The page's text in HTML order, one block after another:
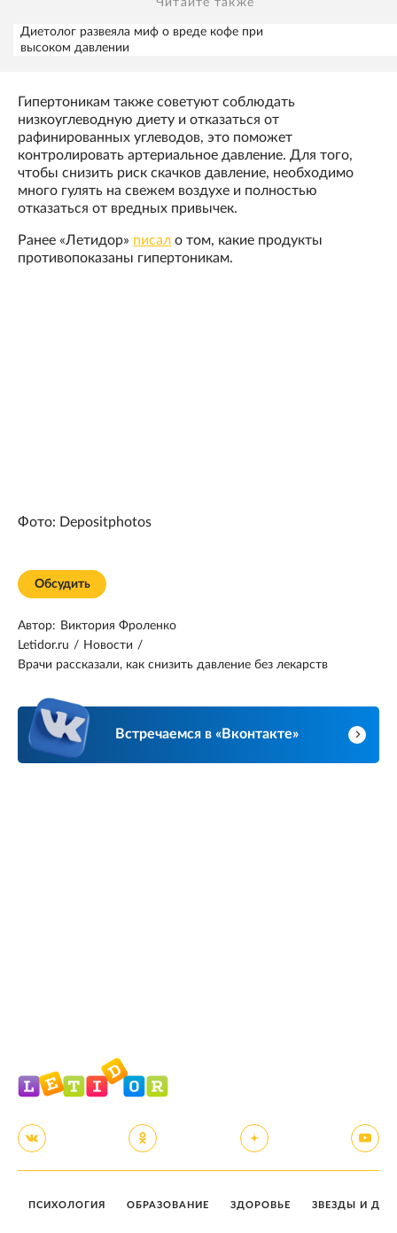
Читайте также
Диетолог развеяла миф о вреде кофе при
высоком давлении
Гипертоникам также советуют соблюдать
низкоуглеводную диету и отказаться от
рафинированных углеводов, это поможет
контролировать артериальное давление. Для того,
чтобы снизить риск скачков давление, необходимо
много гулять на свежем воздухе и полностью
отказаться от вредных привычек.
Ранее «Летидор» писал о том, какие продукты
противопоказаны гипертоникам.
Фото: Depositphotos
Обсудить
Автор: Виктория Фроленко
Letidor.ru / Новости /
Врачи рассказали, как снизить давление без лекарств
Встречаемся в «Вконтакте»
ПСИХОЛОГИЯ ОБРАЗОВАНИЕ ЗДОРОВЬЕ ЗВЕЗДЫ И